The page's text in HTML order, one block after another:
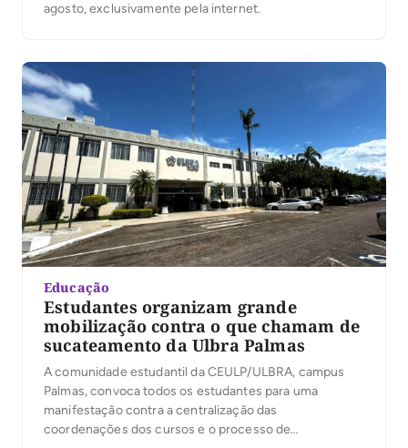
agosto, exclusivamente pela internet.
Educação
Estudantes organizam grande
mobilização contra o que chamam de
sucateamento da Ulbra Palmas
A comunidade estudantil da CEULP/ULBRA, campus
Palmas, convoca todos os estudantes para uma
manifestação contra a centralização das
coordenações dos cursos e o processo de